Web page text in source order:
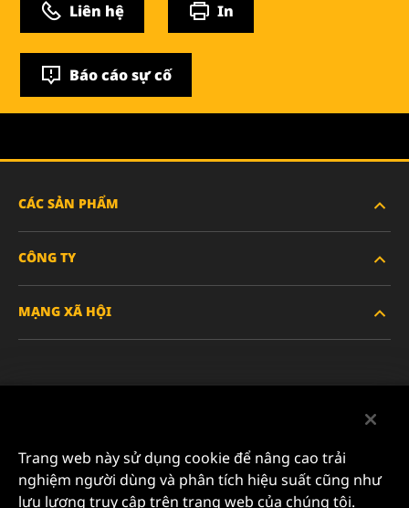
Liên hệ In
Báo cáo sự cố
CÁC SẢN PHẨM
XE HÀNH KHÁCH VÀ XE TẢI NHẸ
CÔNG TY
VỀ CHÚNG TÔI
SỰ NGHIỆP
MẠNG XÃ HỘI
YouTube
Trang web này sử dụng cookie để nâng cao trải
nghiệm người dùng và phân tích hiệu suất cũng như
lưu lượng truy cập trên trang web của chúng tôi.